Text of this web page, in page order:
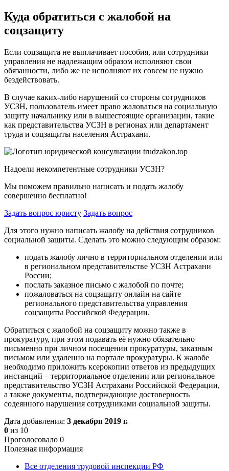
Куда обратиться с жалобой на
соцзащиту
Если соцзащита не выплачивает пособия, или сотрудники
управления не надлежащим образом исполняют свои
обязанности, либо же не исполняют их совсем не нужно
бездействовать.
В случае каких-либо нарушений со стороны сотрудников
УСЗН, пользователь имеет право жаловаться на социальную
защиту начальнику или в вышестоящие организации, такие
как представительства УСЗН в регионах или департамент
труда и соцзащиты населения Астрахани.
Надоели некомпетентные сотрудники УСЗН?
Мы поможем правильно написать и подать жалобу
совершенно бесплатно!
Задать вопрос юристу Задать вопрос
Для этого нужно написать жалобу на действия сотрудников
социальной защиты. Сделать это можно следующим образом:
подать жалобу лично в территориальном отделении или
в региональном представительстве УСЗН Астрахани
России;
послать заказное письмо с жалобой по почте;
пожаловаться на соцзащиту онлайн на сайте
регионального представительства управления
соцзащиты Российской Федерации.
Обратиться с жалобой на соцзащиту можно также в
прокуратуру, при этом подавать её нужно обязательно
письменно при личном посещении прокуратуры, заказным
письмом или удаленно на портале прокуратуры. К жалобе
необходимо приложить ксерокопии ответов из предыдущих
инстанций – территориальное отделении или региональное
представительство УСЗН Астрахани Российской Федерации,
а также документы, подтверждающие достоверность
содеянного нарушения сотрудниками социальной защиты.
Дата добавления: 3 декабря 2019 г.
0 из 10
Проголосовало 0
Полезная информация
Все отделения трудовой инспекции РФ